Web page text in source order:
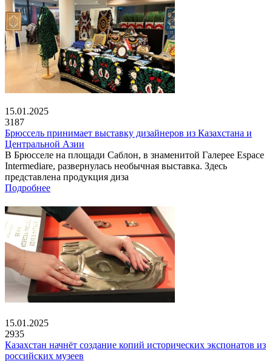
15.01.2025
3187
Брюссель принимает выставку дизайнеров из Казахстана и
Центральной Азии
В Брюсселе на площади Саблон, в знаменитой Галерее Espace
Intermediare, развернулась необычная выставка. Здесь
представлена продукция диза
Подробнее
15.01.2025
2935
Казахстан начнёт создание копий исторических экспонатов из
российских музеев